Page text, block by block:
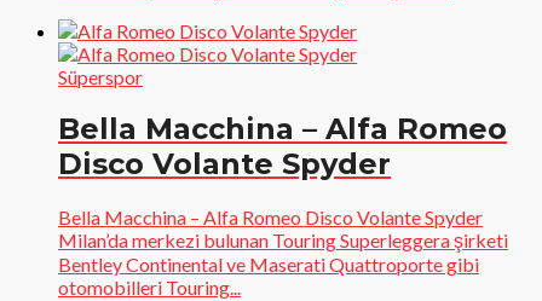
Süperspor
Bella Macchina – Alfa Romeo
Disco Volante Spyder
Bella Macchina – Alfa Romeo Disco Volante Spyder
Milan’da merkezi bulunan Touring Superleggera şirketi
Bentley Continental ve Maserati Quattroporte gibi
otomobilleri Touring...